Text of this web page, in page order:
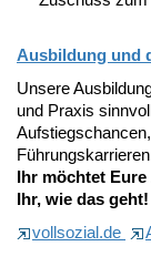
Ausbildung und
Unsere
und Praxis
Ihr möchtet
Ihr, wie das geht!
vollsozial.de